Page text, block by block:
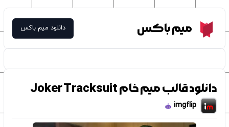
Meme Boxمیم باکس دانلود میم باکس
دانلود قالب میم خام Joker Tracksuit
imgflip